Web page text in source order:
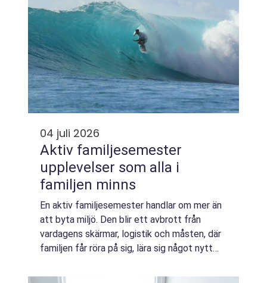
04 juli 2026
Aktiv familjesemester
upplevelser som alla i
familjen minns
En aktiv familjesemester handlar om mer än
att byta miljö. Den blir ett avbrott från
vardagens skärmar, logistik och måsten, där
familjen får röra på sig, lära sig något nytt
och vuxna får utmanas tillsammans ...